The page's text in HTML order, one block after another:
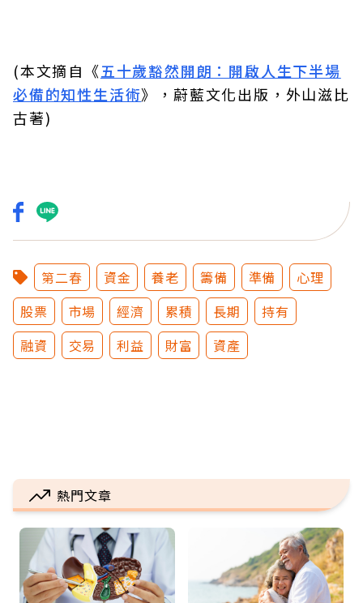
(本文摘自《五十歲豁然開朗：開啟人生下半場
必備的知性生活術》，蔚藍文化出版，外山滋比
古著)
第二春 資金 養老 籌備 準備
心理
股票
市場 經濟 累積 長期
持有
融資
交易 利益 財富 資產
熱門文章